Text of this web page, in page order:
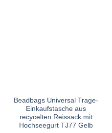
Beadbags Universal Trage-
Einkaufstasche aus
recycelten Reissack mit
Hochseegurt TJ77 Gelb